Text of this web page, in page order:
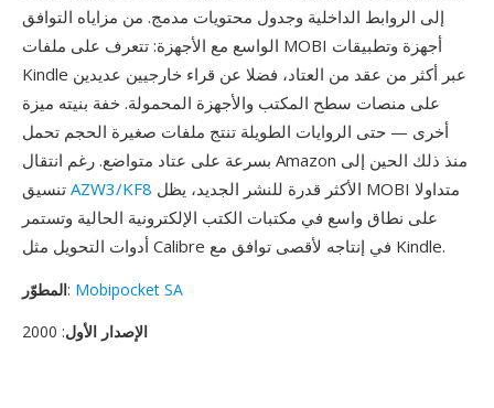
إلى الروابط الداخلية وجدول محتويات مدمج. من مزاياه التوافق
الواسع مع الأجهزة: تتعرف على ملفات MOBI أجهزة وتطبيقات
Kindle عبر أكثر من عقد من العتاد، فضلا عن قراء خارجيين عديدين
على منصات سطح المكتب والأجهزة المحمولة. خفة بنيته ميزة
أخرى — حتى الروايات الطويلة تنتج ملفات صغيرة الحجم تحمل
بسرعة على عتاد متواضع. رغم انتقال Amazon منذ ذلك الحين إلى
AZW3/KF8
على نطاق واسع في مكتبات الكتب الإلكترونية الحالية وتستمر
أدوات التحويل مثل Calibre في إنتاجه لأقصى توافق مع Kindle.
المطوّر: Mobipocket SA
الإصدار الأول: 2000